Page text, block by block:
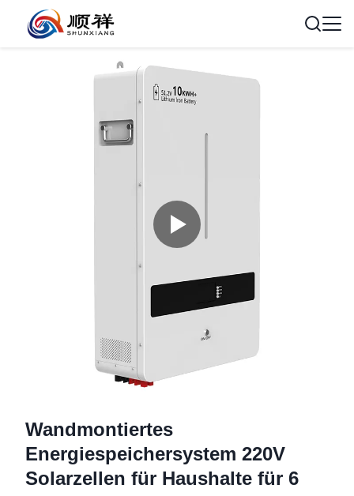
Wandmontiertes
Energiespeichersystem 220V
Solarzellen für Haushalte für 6